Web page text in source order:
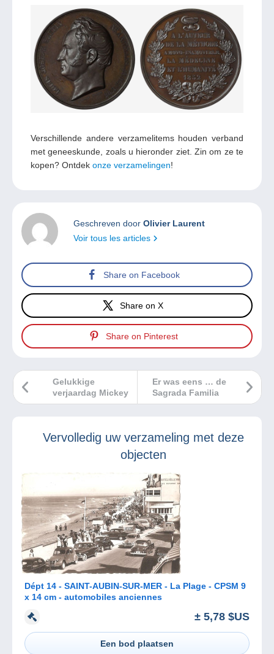
Verschillende andere verzamelitems houden verband
met geneeskunde, zoals u hieronder ziet. Zin om ze te
kopen? Ontdek onze verzamelingen!
Geschreven door Olivier Laurent
Voir tous les articles
Share on Facebook
Share on X
Share on Pinterest
Er was eens … de
Sagrada Familia
Gelukkige
verjaardag Mickey
Vervolledig uw verzameling met deze
objecten
Dépt 14 - SAINT-AUBIN-SUR-MER - La Plage - CPSM 9
x 14 cm - automobiles anciennes
± 5,78 $US
Een bod plaatsen